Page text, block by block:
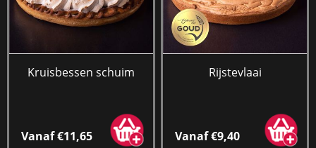
Kruisbessen schuim
Vanaf €11,65
Rijstevlaai
Vanaf €9,40